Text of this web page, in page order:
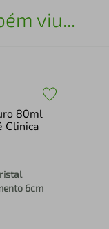
viu...
6cm